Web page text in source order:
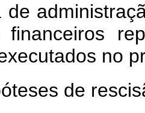
financeiros
no
de